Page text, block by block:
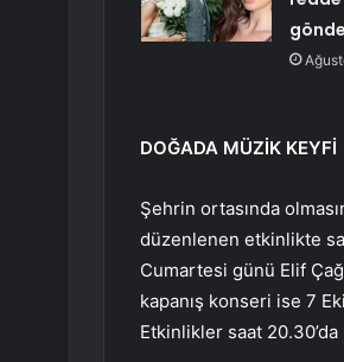
DOĞADA MÜZİK KEYFİ
Şehrin ortasında
düzenlenen etkinlikte
Cumartesi günü Elif
kapanış konseri ise 7
Etkinlikler saat 20.30’da